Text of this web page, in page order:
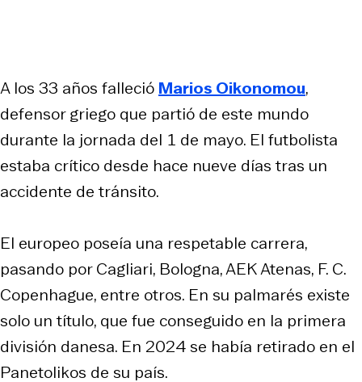
A los 33 años falleció Marios Oikonomou,
defensor griego que partió de este mundo
durante la jornada del 1 de mayo. El futbolista
estaba crítico desde hace nueve días tras un
accidente de tránsito.
El europeo poseía una respetable carrera,
pasando por Cagliari, Bologna, AEK Atenas, F. C.
Copenhague, entre otros. En su palmarés existe
solo un título, que fue conseguido en la primera
división danesa. En 2024 se había retirado en el
Panetolikos de su país.